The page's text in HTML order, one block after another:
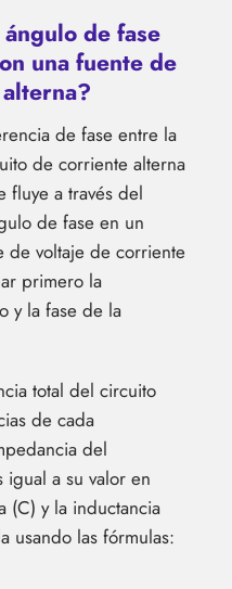
de fase
una fuente de
de fase entre la
de corriente alterna
fluye a través del
de fase en un
de voltaje de corriente
primero la
y la fase de la
total del circuito
de cada
del
igual a su valor en
(C) y la inductancia
usando las fórmulas: